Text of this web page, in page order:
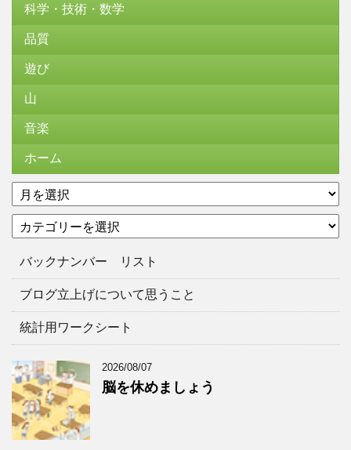
科学・技術・数学
品質
遊び
山
音楽
ホーム
ア
ー
イ
テ
リ
バックナンバー リスト
ブログ立上げについて思うこと
統計用ワークシート
2026/08/07
脳を休めましょう